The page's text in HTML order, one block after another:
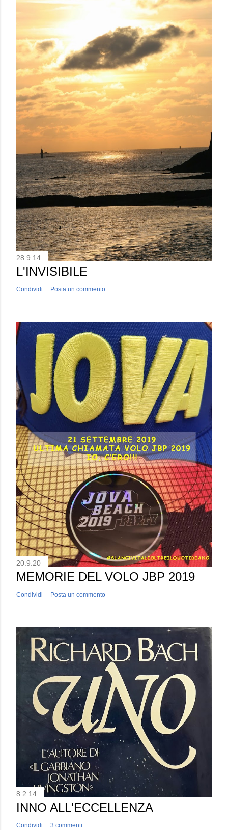
28.9.14
L'INVISIBILE
Condividi Posta un commento
20.9.20
MEMORIE DEL VOLO JBP 2019
Condividi Posta un commento
8.2.14
INNO ALL'ECCELLENZA
Condividi 3 commenti